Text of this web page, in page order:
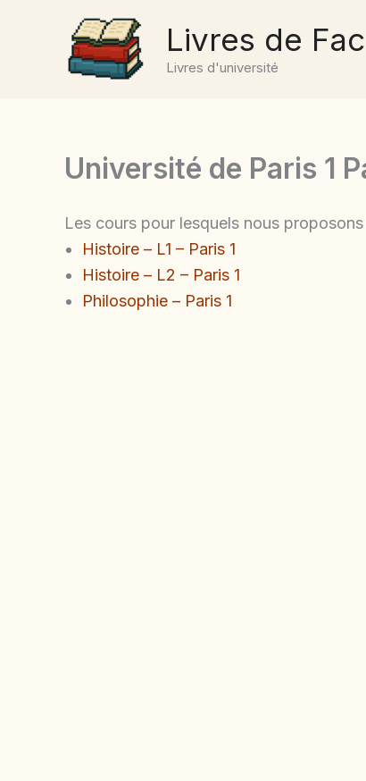
Livres de Fac
Livres d'université
Université de Paris 1
Les cours pour lesquels nous
Histoire – L1 – Paris 1
Histoire – L2 – Paris 1
Philosophie – Paris 1